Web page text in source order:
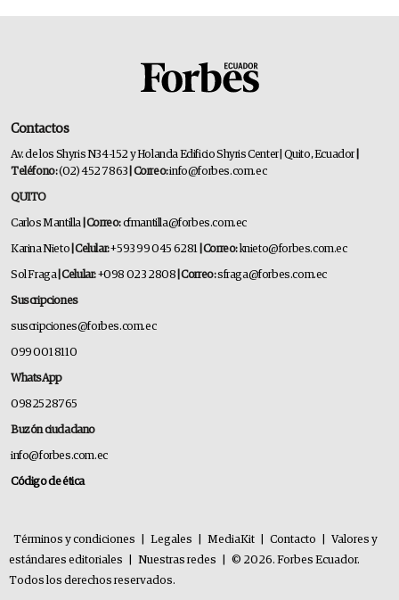
Contactos
Av. de los Shyris N34-152 y Holanda Edificio Shyris Center | Quito, Ecuador
Teléfono:(02) 452 7863 | Correo:info@forbes.com.ec
QUITO
Carlos Mantilla | Correo:cfmantilla@forbes.com.ec
Karina Nieto | Celular:+593 99 045 6281 | Correo:knieto@forbes.com.ec
Sol Fraga| Celular:+098 023 2808 | Correo:sfraga@forbes.com.ec
Suscripciones
suscripciones@forbes.com.ec
099 001 8110
WhatsApp
0982528765
Buzón ciudadano
info@forbes.com.ec
Código de ética
Términos y condiciones Legales MediaKit Contacto
Valores y
estándares editoriales
Nuestras redes
© 2026. Forbes Ecuador.
Todos los derechos reservados.